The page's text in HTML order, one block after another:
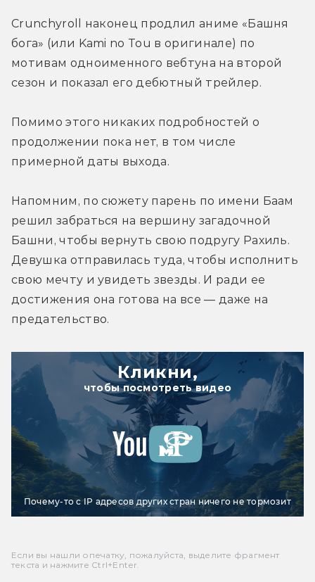
Crunchyroll наконец продлил аниме «Башня
бога» (или Kami no Tou в оригинале) по
мотивам одноименного вебтуна на второй
сезон и показал его дебютный трейлер.
Помимо этого никаких подробностей о
продолжении пока нет, в том числе
примерной даты выхода.
Напомним, по сюжету парень по имени Баам
решил забраться на вершину загадочной
Башни, чтобы вернуть свою подругу Рахиль.
Девушка отправилась туда, чтобы исполнить
свою мечту и увидеть звезды. И ради ее
достижения она готова на все — даже на
предательство.
Кликни,
чтобы посмотреть видео
Почему-то с IP адресов других стран ничего не тормозит
Если вы нашли опечатку, пожалуйста, выделите фрагмент
текста и нажмите Ctrl+Enter.